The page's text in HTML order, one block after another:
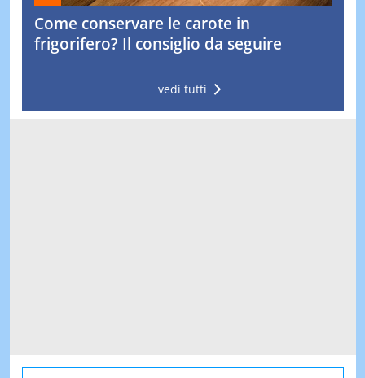
Come conservare le carote in
frigorifero? Il consiglio da seguire
vedi tutti